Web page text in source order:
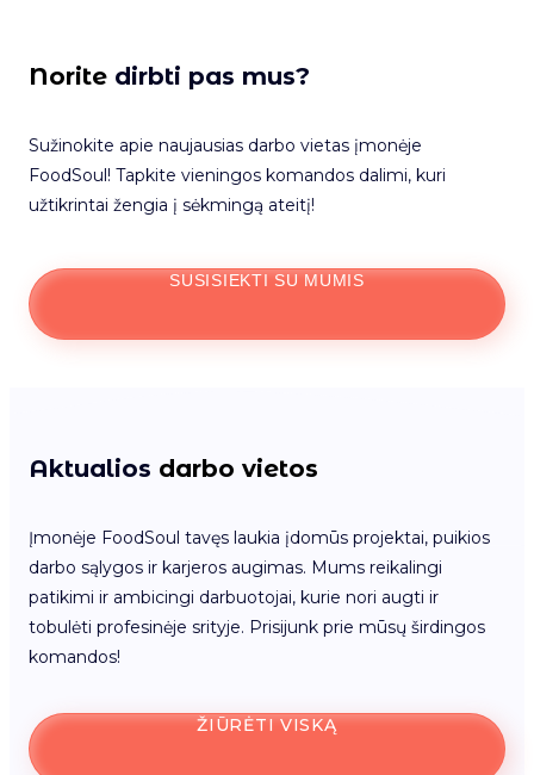
Norite dirbti pas mus?
Sužinokite apie naujausias darbo vietas įmonėje
FoodSoul! Tapkite vieningos komandos dalimi, kuri
užtikrintai žengia į sėkmingą ateitį!
SUSISIEKTI SU MUMIS
Aktualios darbo vietos
Įmonėje FoodSoul tavęs laukia įdomūs projektai, puikios
darbo sąlygos ir karjeros augimas. Mums reikalingi
patikimi ir ambicingi darbuotojai, kurie nori augti ir
tobulėti profesinėje srityje. Prisijunk prie mūsų širdingos
komandos!
ŽIŪRĖTI VISKĄ